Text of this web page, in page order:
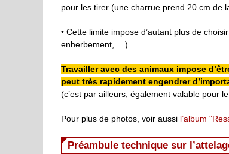
pour les tirer (une charrue prend 20 cm de
• Cette limite impose d’autant plus de
enherbement, …).
Travailler avec des animaux impose
peut très rapidement engendrer
(c’est par ailleurs, également valable pour
Pour plus de photos, voir aussi l’album
Préambule technique sur